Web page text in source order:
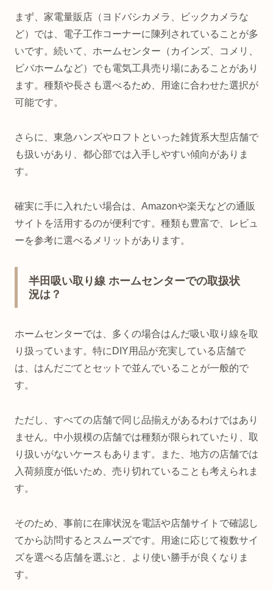
まず、家電量販店（ヨドバシカメラ、ビックカメラな
ど）では、電子工作コーナーに陳列されていることが多
いです。続いて、ホームセンター（カインズ、コメリ、
ビバホームなど）でも電気工具売り場にあることがあり
ます。種類や長さも選べるため、用途に合わせた選択が
可能です。
さらに、東急ハンズやロフトといった雑貨系大型店舗で
も扱いがあり、都心部では入手しやすい傾向がありま
す。
確実に手に入れたい場合は、Amazonや楽天などの通販
サイトを活用するのが便利です。種類も豊富で、レビュ
ーを参考に選べるメリットがあります。
半田吸い取り線 ホームセンターでの取扱状
況は？
ホームセンターでは、多くの場合はんだ吸い取り線を取
り扱っています。特にDIY用品が充実している店舗で
は、はんだごてとセットで並んでいることが一般的で
す。
ただし、すべての店舗で同じ品揃えがあるわけではあり
ません。中小規模の店舗では種類が限られていたり、取
り扱いがないケースもあります。また、地方の店舗では
入荷頻度が低いため、売り切れていることも考えられま
す。
そのため、事前に在庫状況を電話や店舗サイトで確認し
てから訪問するとスムーズです。用途に応じて複数サイ
ズを選べる店舗を選ぶと、より使い勝手が良くなりま
す。